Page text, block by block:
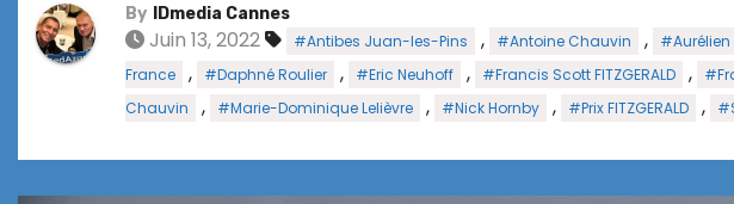
By IDmedia Cannes
Juin 13, 2022 #Antibes Juan-les-Pins , #Antoine Chauvin ,
France
, #Daphné Roulier , #Eric Neuhoff , #Francis Scott FITZGERALD ,
Chauvin
, #Marie-Dominique Lelièvre , #Nick Hornby , #Prix FITZGERALD ,